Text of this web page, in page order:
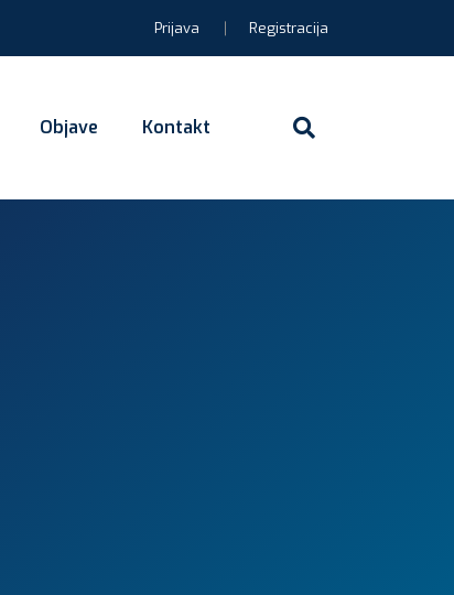
Prijava Registracija
Objave Kontakt